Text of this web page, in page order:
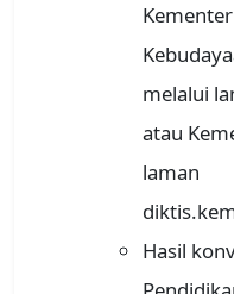
melalui
atau
laman
Hasil